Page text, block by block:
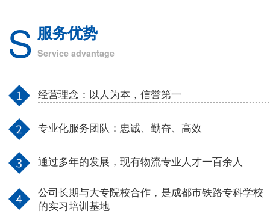
服务优势
Service advantage
S
经营理念：以人为本，信誉第一
专业化服务团队：忠诚、勤奋、高效
通过多年的发展，现有物流专业人才一百余人
公司长期与大专院校合作，是成都市铁路专科学校
的实习培训基地